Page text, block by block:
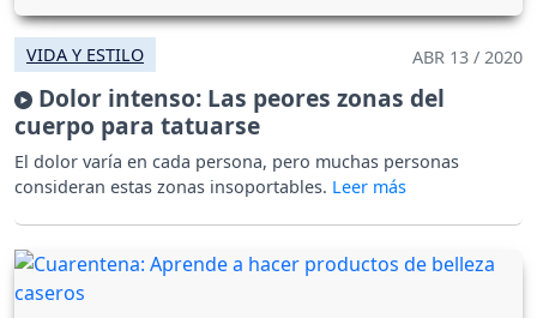
VIDA Y ESTILO ABR 13 / 2020
Dolor intenso: Las peores zonas del
cuerpo para tatuarse
El dolor varía en cada persona, pero muchas personas
consideran estas zonas insoportables.